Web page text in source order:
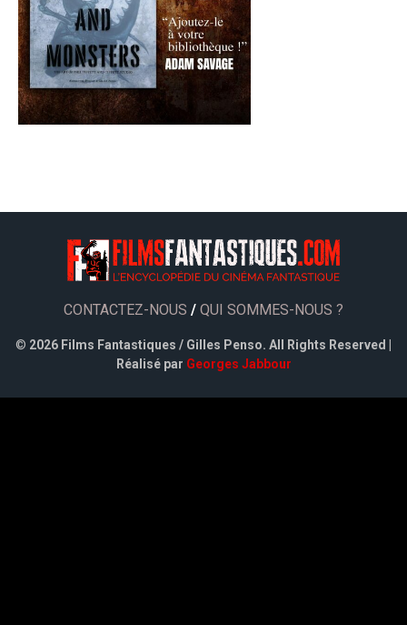
CONTACTEZ-NOUS / QUI SOMMES-NOUS ?
© 2026 Films Fantastiques / Gilles Penso. All Rights Reserved |
Réalisé par Georges Jabbour